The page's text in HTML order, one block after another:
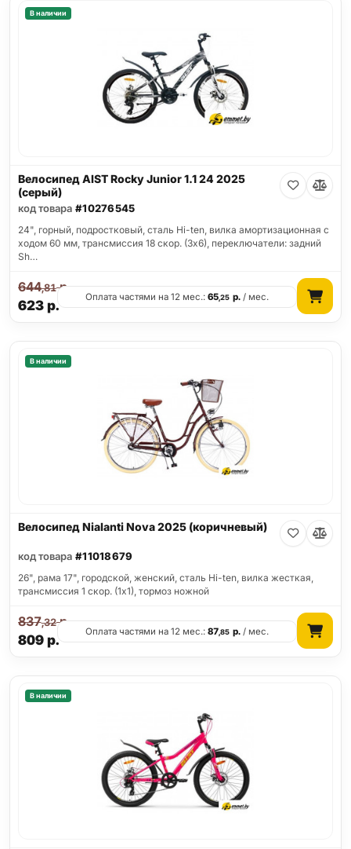
В наличии
Велосипед AIST Rocky Junior 1.1 24 2025
(серый)
код товара #10276545
24", горный, подростковый, сталь Hi-ten, вилка амортизационная с
ходом 60 мм, трансмиссия 18 скор. (3х6), переключатели: задний
Sh…
623р.
644,81р.
Оплата частями на 12 мес.:65,25 р./ мес.
В наличии
Велосипед Nialanti Nova 2025 (коричневый)
код товара #11018679
26", рама 17", городской, женский, сталь Hi-ten, вилка жесткая,
трансмиссия 1 скор. (1х1), тормоз ножной
809р.
837,32р.
Оплата частями на 12 мес.:87,85 р./ мес.
В наличии